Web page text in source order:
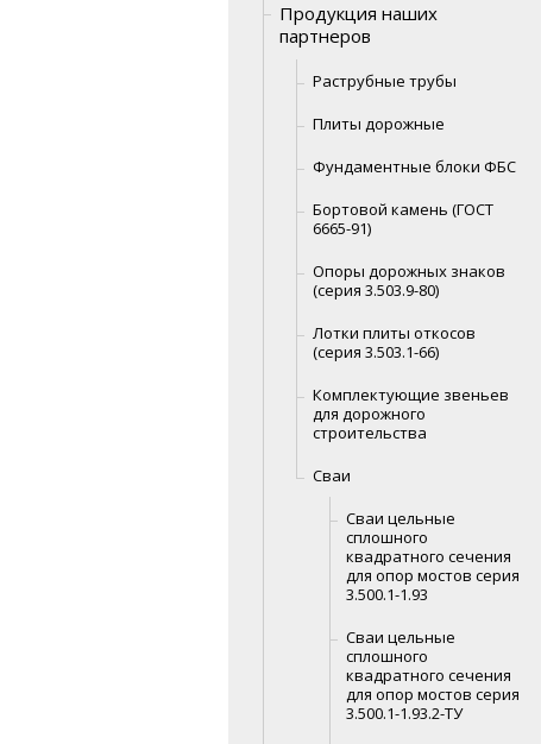
Продукция наших
партнеров
Раструбные трубы
Плиты дорожные
Фундаментные блоки ФБС
Бортовой камень (ГОСТ
6665-91)
Опоры дорожных знаков
(серия 3.503.9-80)
Лотки плиты откосов
(серия 3.503.1-66)
Комплектующие звеньев
для дорожного
строительства
Сваи
Сваи цельные
сплошного
квадратного сечения
для опор мостов серия
3.500.1-1.93
Сваи цельные
сплошного
квадратного сечения
для опор мостов серия
3.500.1-1.93.2-ТУ